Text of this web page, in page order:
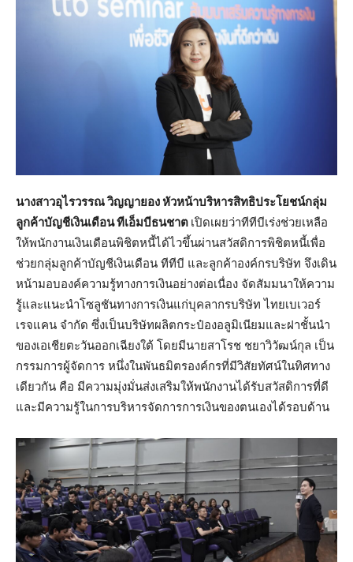
นางสาวอุไรวรรณ วิญญายอง หัวหน้าบริหารสิทธิประโยชน์กลุ่ม
ลูกค้าบัญชีเงินเดือน ทีเอ็มบีธนชาต เปิดเผยว่าทีทีบีเร่งช่วยเหลือ
ให้พนักงานเงินเดือนพิชิตหนี้ได้ไวขึ้นผ่านสวัสดิการพิชิตหนี้เพื่อ
ช่วยกลุ่มลูกค้าบัญชีเงินเดือน ทีทีบี และลูกค้าองค์กรบริษัท จึงเดิน
หน้ามอบองค์ความรู้ทางการเงินอย่างต่อเนื่อง จัดสัมมนาให้ความ
รู้และแนะนำโซลูชันทางการเงินแก่บุคลากรบริษัท ไทยเบเวอร์
เรจแคน จำกัด ซึ่งเป็นบริษัทผลิตกระป๋องอลูมิเนียมและฝาชั้นนำ
ของเอเชียตะวันออกเฉียงใต้ โดยมีนายสาโรช ชยาวิวัฒน์กุล เป็น
กรรมการผู้จัดการ หนึ่งในพันธมิตรองค์กรที่มีวิสัยทัศน์ในทิศทาง
เดียวกัน คือ มีความมุ่งมั่นส่งเสริมให้พนักงานได้รับสวัสดิการที่ดี
และมีความรู้ในการบริหารจัดการการเงินของตนเองได้รอบด้าน